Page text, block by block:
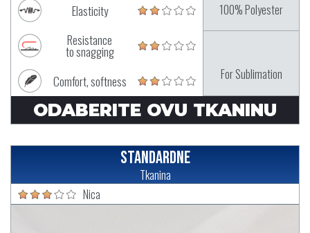
Elasticity
Resistance
to snagging
Comfort, softness
100% Polyester
For Sublimation
ODABERITE OVU TKANINU
Standardne
Tkanina
Nica